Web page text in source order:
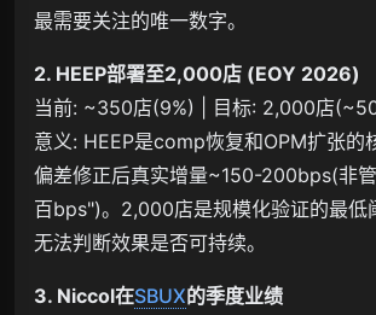
最需要关注的唯一数字。
2. HEEP部署至2,000店 (EOY 2026)
当前: ~350店(9%) | 目标: 2,000店
意义: HEEP是comp恢复和OPM扩张的
偏差修正后真实增量~150-200bps(非
百bps")。2,000店是规模化验证的最
无法判断效果是否可持续。
3. Niccol在SBUX的季度业绩